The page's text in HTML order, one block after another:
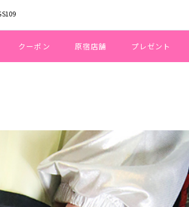
クーポン 原宿店舗 プレゼント